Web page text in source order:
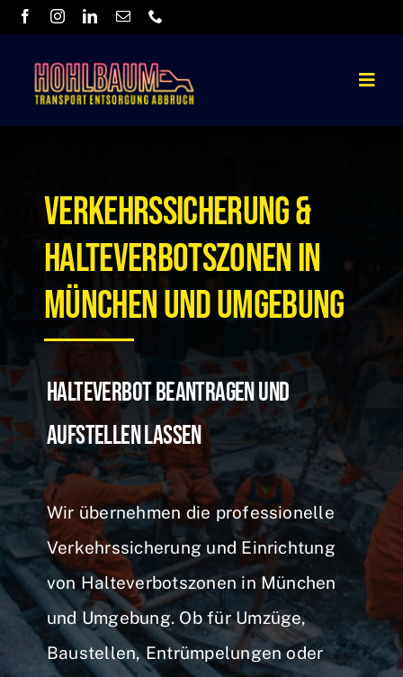
Skip
to
content
Toggle
Leistungen
Kontakt
Verkehrssicherung &
Halteverbotszonen In
München Und Umgebung
Halteverbot beantragen und
aufstellen lassen
Wir übernehmen die professionelle
Verkehrssicherung und Einrichtung
von Halteverbotszonen in München
und Umgebung. Ob für Umzüge,
Baustellen, Entrümpelungen oder